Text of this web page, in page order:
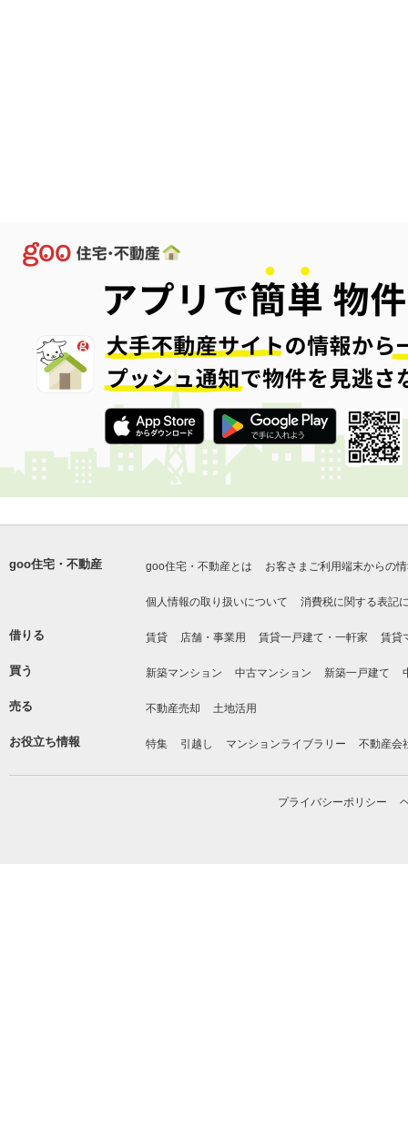
goo住宅・不動産 goo住宅・不動産とは お客さまご利用端末からの
個人情報の取り扱いについて 消費税に関する表記
借りる 賃貸 店舗・事業用 賃貸一戸建て・一軒家 賃貸
買う 新築マンション 中古マンション 新築一戸建て
売る 不動産売却 土地活用
お役立ち情報 特集 引越し マンションライブラリー 不動産会
プライバシーポリシー